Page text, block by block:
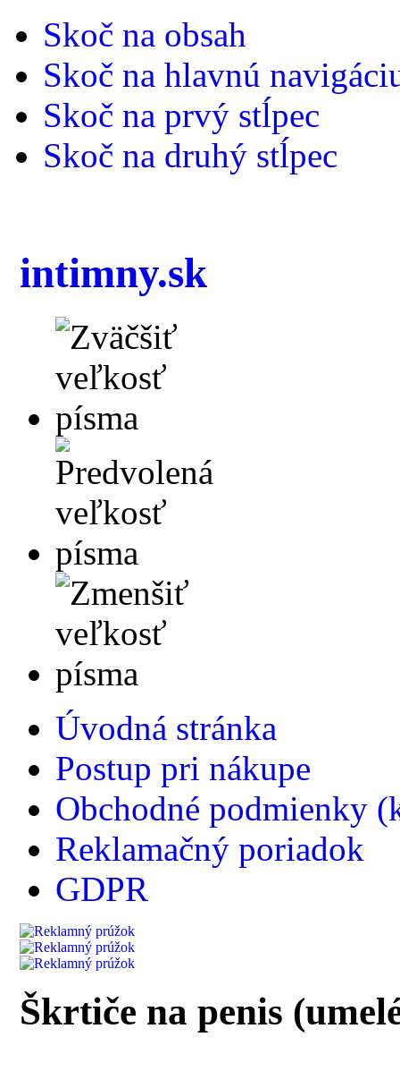
Skoč na obsah
Skoč na hlavnú
Skoč na prvý stĺpec
Skoč na druhý stĺpec
intimny.sk
Úvodná stránka
Postup pri nákupe
Obchodné podmienky
Reklamačný poriadok
GDPR
Škrtiče na penis